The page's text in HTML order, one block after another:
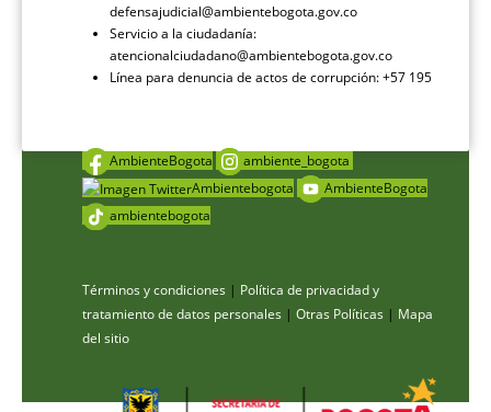
defensajudicial@ambientebogota.gov.co
Servicio a la ciudadanía:
atencionalciudadano@ambientebogota.gov.co
Línea para denuncia de actos de corrupción: +57 195
AmbienteBogota
ambiente_bogota
Ambientebogota
AmbienteBogota
ambientebogota
Términos y condiciones | Política de privacidad y
tratamiento de datos personales | Otras Políticas | Mapa
del sitio